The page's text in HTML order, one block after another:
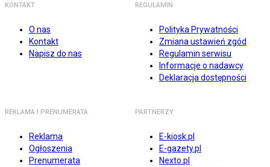
KONTAKT
O nas
Kontakt
Napisz do nas
REGULAMIN
Polityka Prywatności
Zmiana ustawień zgód
Regulamin serwisu
Informacje o nadawcy
Deklaracja dostępności
REKLAMA I PRENUMERATA
Reklama
Ogłoszenia
Prenumerata
PARTNERZY
E-kiosk.pl
E-gazety.pl
Nexto.pl